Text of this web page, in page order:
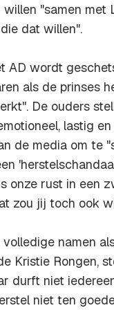
"samen met
dat willen".
AD wordt
als de prinses
De ouders
lastig
de media om te
onze rust in een
zou jij toch ook
namen
Kristie Rongen,
durft niet
niet ten